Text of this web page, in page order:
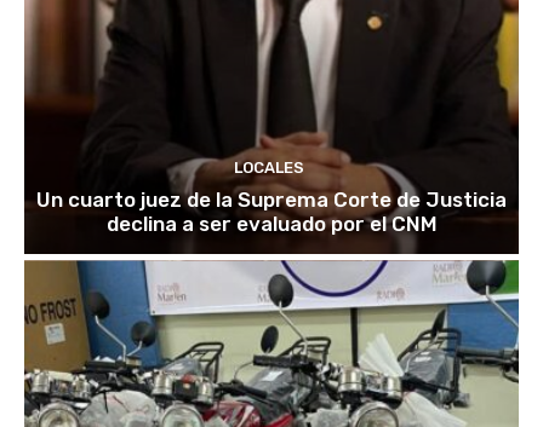
LOCALES
Un cuarto juez de la Suprema Corte de Justicia
declina a ser evaluado por el CNM